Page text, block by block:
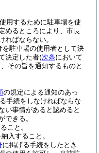
用するために駐車場を使
めるところにより、市長
ればならない。
を駐車場の使用者として決
決定した者(次条において
その旨を通知するものと
の規定による通知のあっ
手続をしなければならな
い事情があると認めると
できる。
こと。
入すること。
に掲げる手続をしたとき